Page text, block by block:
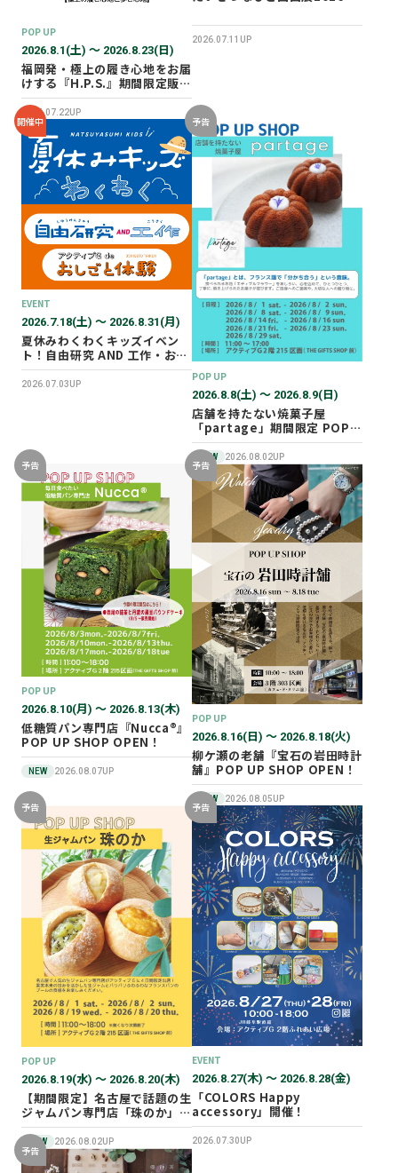
POP UP
2026.8.1(土) 〜 2026.8.23(日)
福岡発・極上の履き心地をお届
けする『H.P.S.』期間限定販売
会を開催✨
2026.07.22UP
2026.07.11UP
開催中
EVENT
2026.7.18(土) 〜 2026.8.31(月)
夏休みわくわくキッズイベン
ト！自由研究 AND 工作・おし
ごと体験！
2026.07.03UP
予告
POP UP
2026.8.8(土) 〜 2026.8.9(日)
店舗を持たない焼菓子屋
「partage」期間限定 POP
UP SHOP オープン！
NEW 2026.08.02UP
予告
POP UP
2026.8.10(月) 〜 2026.8.13(木)
低糖質パン専門店『Nucca®』
POP UP SHOP OPEN！
NEW 2026.08.07UP
予告
POP UP
2026.8.16(日) 〜 2026.8.18(火)
柳ケ瀬の老舗『宝石の岩田時計
舗』POP UP SHOP OPEN！
NEW 2026.08.05UP
予告
POP UP
2026.8.19(水) 〜 2026.8.20(木)
【期間限定】名古屋で話題の生
ジャムパン専門店「珠のか」
POP UP SHOP
NEW 2026.08.02UP
予告
EVENT
2026.8.27(木) 〜 2026.8.28(金)
「COLORS Happy
accessory」開催！
2026.07.30UP
予告